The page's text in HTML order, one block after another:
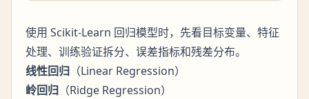
使用 Scikit-Learn 回归模型时，先看目标变量、特征
处理、训练验证拆分、误差指标和残差分布。
线性回归 （Linear Regression）
岭回归 （Ridge Regression）